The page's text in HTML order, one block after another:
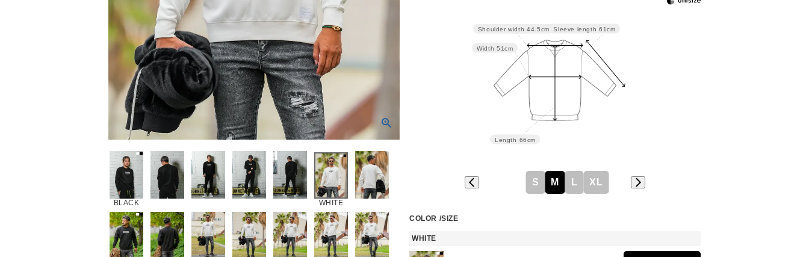
BLACK WHITE
Sleeve length 61cm
Length 66cm
Width 51cm
Shoulder width 44.5cm
S M L XL
COLOR SIZE
WHITE